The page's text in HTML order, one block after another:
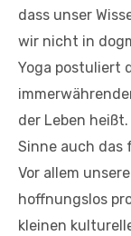
dass unser
wir nicht in
Yoga postuliert
der Leben
Sinne auch das
Vor allem
hoffnungslos
kleinen